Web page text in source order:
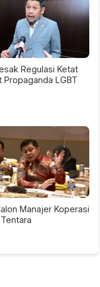
Regulasi Ketat
Propaganda LGBT
Manajer Koperasi